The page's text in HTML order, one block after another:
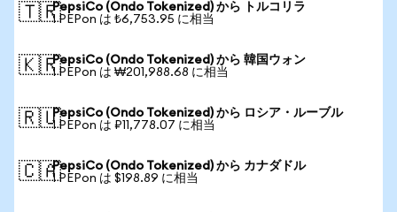
🇹🇷PepsiCo (Ondo Tokenized) から トルコリラ
1 PEPon は ₺6,753.95 に相当
🇰🇷PepsiCo (Ondo Tokenized) から 韓国ウォン
1 PEPon は ₩201,988.68 に相当
🇷🇺PepsiCo (Ondo Tokenized) から ロシア・ルーブル
1 PEPon は ₽11,778.07 に相当
🇨🇦PepsiCo (Ondo Tokenized) から カナダドル
1 PEPon は $198.89 に相当